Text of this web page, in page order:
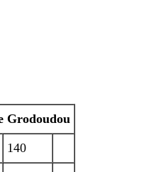
Grodoudou
140